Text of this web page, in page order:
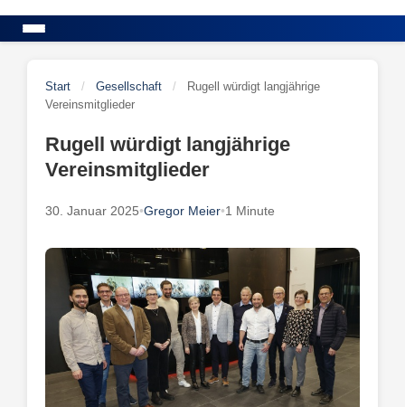
Start / Gesellschaft /
Rugell würdigt langjährige
Vereinsmitglieder
Rugell würdigt langjährige
Vereinsmitglieder
30. Januar 2025•Gregor Meier•1 Minute